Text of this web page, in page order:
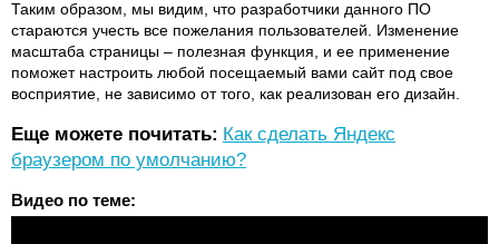
Таким образом, мы видим, что разработчики данного ПО
стараются учесть все пожелания пользователей. Изменение
масштаба страницы – полезная функция, и ее применение
поможет настроить любой посещаемый вами сайт под свое
восприятие, не зависимо от того, как реализован его дизайн.
Еще можете почитать: Как сделать Яндекс
браузером по умолчанию?
Видео по теме: